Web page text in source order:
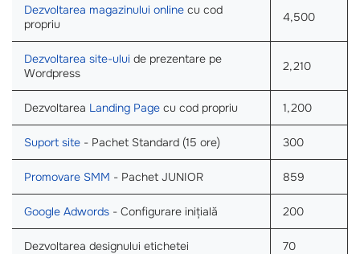
Dezvoltarea magazinului online cu cod
propriu
4,500
Dezvoltarea site-ului de prezentare pe
Wordpress
2,210
Dezvoltarea Landing Page cu cod propriu 1,200
Suport site - Pachet Standard (15 ore) 300
Promovare SMM - Pachet JUNIOR 859
Google Adwords - Configurare inițială 200
Dezvoltarea designului etichetei 70